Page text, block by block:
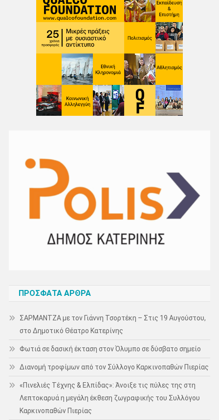
ΠΡΌΣΦΑΤΑ ΆΡΘΡΑ
ΣΑΡΜΑΝΤΖΑ με τον Γιάννη Τσορτέκη – Στις 19 Αυγούστου,
στο Δημοτικό Θέατρο Κατερίνης
Φωτιά σε δασική έκταση στον Όλυμπο σε δύσβατο σημείο
Διανομή τροφίμων από τον Σύλλογο Καρκινοπαθών Πιερίας
«Πινελιές Τέχνης & Ελπίδας»: Άνοιξε τις πύλες της στη
Λεπτοκαρυά η μεγάλη έκθεση ζωγραφικής του Συλλόγου
Καρκινοπαθών Πιερίας